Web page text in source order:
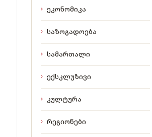
ეკონომიკა
საზოგადოება
სამართალი
ექსკლუზივი
კულტურა
რეგიონები